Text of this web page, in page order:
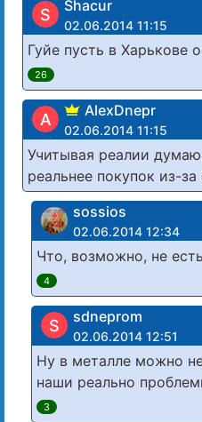
S Shacur
02.06.2014 11:15
Гуйе пусть в Харькове
26
A AlexDnepr
02.06.2014 11:15
Учитывая реалии
реальнее покупок из-за
sossios
02.06.2014 12:34
Что, возможно, не
4
S sdneprom
02.06.2014 12:51
Ну в металле можно
наши реально
3